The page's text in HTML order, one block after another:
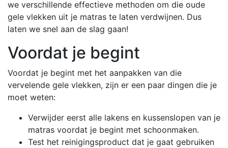
we verschillende effectieve methoden om die oude
gele vlekken uit je matras te laten verdwijnen. Dus
laten we snel aan de slag gaan!
Voordat je begint
Voordat je begint met het aanpakken van die
vervelende gele vlekken, zijn er een paar dingen die je
moet weten:
Verwijder eerst alle lakens en kussenslopen van je
matras voordat je begint met schoonmaken.
Test het reinigingsproduct dat je gaat gebruiken